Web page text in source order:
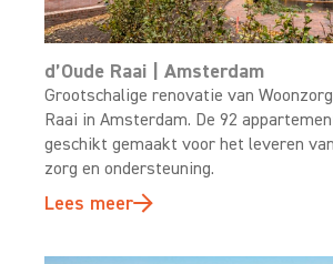
d’Oude Raai | Amsterdam
Grootschalige renovatie van
Raai in Amsterdam. De 92
geschikt gemaakt voor het leveren
zorg en ondersteuning.
Lees meer